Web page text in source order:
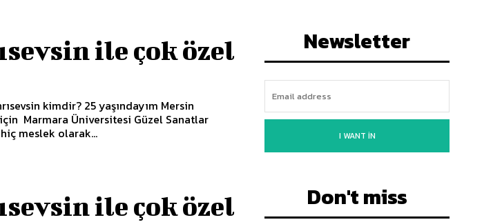
ile çok özel
kimdir? 25 yaşındayım Mersin
Marmara Üniversitesi Güzel Sanatlar
meslek olarak...
ile çok özel
Newsletter
I WANT IN
Don't miss